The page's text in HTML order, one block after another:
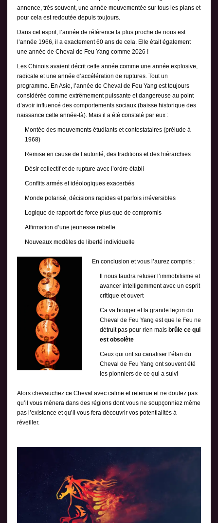
annonce, très souvent, une année mouvementée sur tous les plans et
pour cela est redoutée depuis toujours.
Dans cet esprit, l’année de référence la plus proche de nous est
l’année 1966, il a exactement 60 ans de cela. Elle était également
une année de Cheval de Feu Yang comme 2026 !
Les Chinois avaient décrit cette année comme une année explosive,
radicale et une année d’accélération de ruptures. Tout un
programme. En Asie, l’année de Cheval de Feu Yang est toujours
considérée comme extrêmement puissante et dangereuse au point
d’avoir influencé des comportements sociaux (baisse historique des
naissance cette année-là). Mais il a été constaté par eux :
Montée des mouvements étudiants et contestataires (prélude à
1968)
Remise en cause de l’autorité, des traditions et des hiérarchies
Désir collectif et de rupture avec l’ordre établi
Conflits armés et idéologiques exacerbés
Monde polarisé, décisions rapides et parfois irréversibles
Logique de rapport de force plus que de compromis
Affirmation d’une jeunesse rebelle
Nouveaux modèles de liberté individuelle
En conclusion et vous l’aurez compris :
Il nous faudra refuser l’immobilisme et
avancer intelligemment avec un esprit
critique et ouvert
Ca va bouger et la grande leçon du
Cheval de Feu Yang est que le Feu ne
détruit pas pour rien mais brûle ce qui
est obsolète
Ceux qui ont su canaliser l’élan du
Cheval de Feu Yang ont souvent été
les pionniers de ce qui a suivi
Alors chevauchez ce Cheval avec calme et retenue et ne doutez pas
qu’il vous mènera dans des régions dont vous ne soupçonniez même
pas l’existence et qu’il vous fera découvrir vos potentialités à
réveiller.